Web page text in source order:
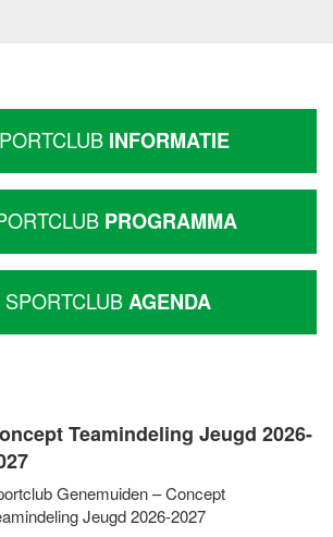
INFORMATIE
PROGRAMMA
SPORTCLUBAGENDA
Teamindeling Jeugd 2026-
Genemuiden – Concept
Jeugd 2026-2027